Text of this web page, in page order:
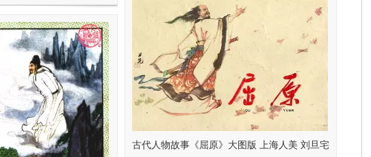
古代人物故事《屈原》大图版 上海人美 刘旦宅